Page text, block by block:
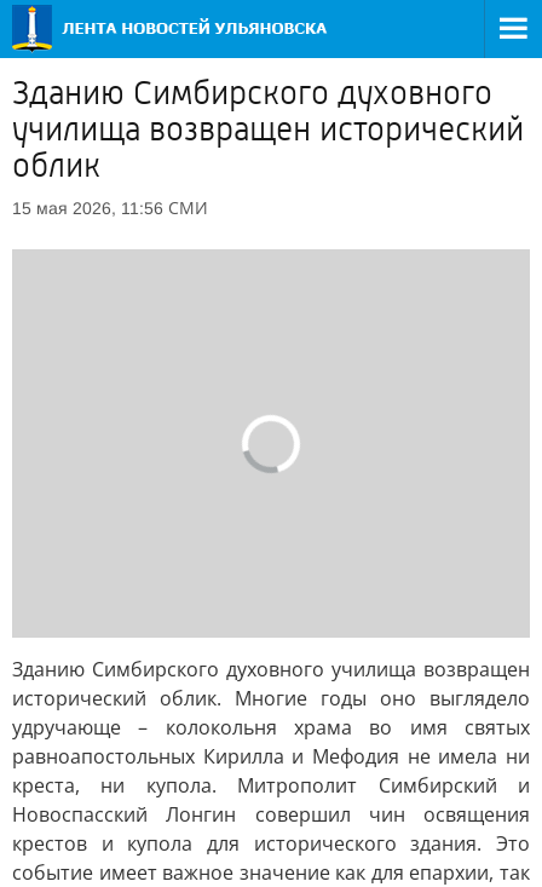
Зданию Симбирского духовного
училища возвращен исторический
облик
15 мая 2026, 11:56 СМИ
Зданию Симбирского духовного училища возвращен
исторический облик. Многие годы оно выглядело
удручающе – колокольня храма во имя святых
равноапостольных Кирилла и Мефодия не имела ни
креста, ни купола. Митрополит Симбирский и
Новоспасский Лонгин совершил чин освящения
крестов и купола для исторического здания. Это
событие имеет важное значение как для епархии, так